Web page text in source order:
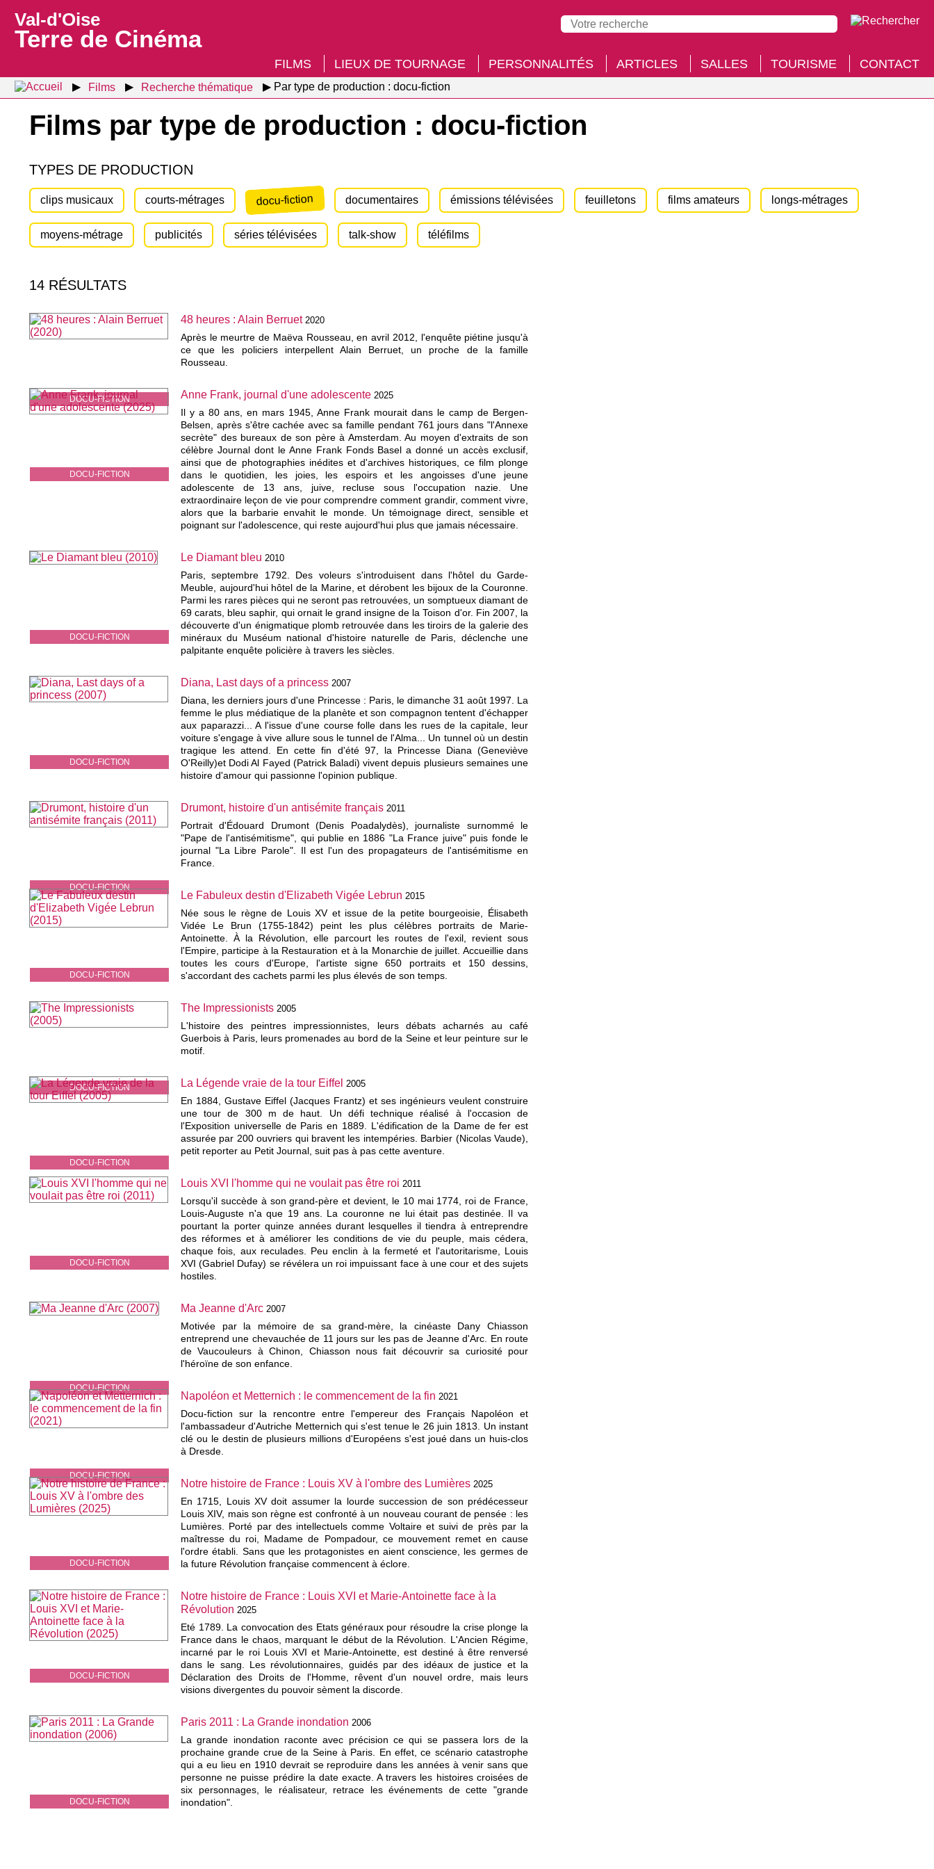
Val-d'Oise
Terre de Cinéma
FILMS LIEUX DE TOURNAGE PERSONNALITÉS ARTICLES SALLES TOURISME CONTACT
Films Recherche thématique Par type de production : docu-fiction
Films par type de production : docu-fiction
TYPES DE PRODUCTION
clips musicaux courts-métrages docu-fiction documentaires émissions télévisées feuilletons films amateurs longs-métrages
moyens-métrage publicités séries télévisées talk-show téléfilms
14 RÉSULTATS
DOCU-FICTION
48 heures : Alain Berruet 2020
Après le meurtre de Maëva Rousseau, en avril 2012, l'enquête piétine jusqu'à
ce que les policiers interpellent Alain Berruet, un proche de la famille
Rousseau.
DOCU-FICTION
Anne Frank, journal d'une adolescente 2025
Il y a 80 ans, en mars 1945, Anne Frank mourait dans le camp de Bergen-
Belsen, après s'être cachée avec sa famille pendant 761 jours dans "l'Annexe
secrète" des bureaux de son père à Amsterdam. Au moyen d'extraits de son
célèbre Journal dont le Anne Frank Fonds Basel a donné un accès exclusif,
ainsi que de photographies inédites et d'archives historiques, ce film plonge
dans le quotidien, les joies, les espoirs et les angoisses d'une jeune
adolescente de 13 ans, juive, recluse sous l'occupation nazie. Une
extraordinaire leçon de vie pour comprendre comment grandir, comment vivre,
alors que la barbarie envahit le monde. Un témoignage direct, sensible et
poignant sur l'adolescence, qui reste aujourd'hui plus que jamais nécessaire.
DOCU-FICTION
Le Diamant bleu 2010
Paris, septembre 1792. Des voleurs s'introduisent dans l'hôtel du Garde-
Meuble, aujourd'hui hôtel de la Marine, et dérobent les bijoux de la Couronne.
Parmi les rares pièces qui ne seront pas retrouvées, un somptueux diamant de
69 carats, bleu saphir, qui ornait le grand insigne de la Toison d'or. Fin 2007, la
découverte d'un énigmatique plomb retrouvée dans les tiroirs de la galerie des
minéraux du Muséum national d'histoire naturelle de Paris, déclenche une
palpitante enquête policière à travers les siècles.
DOCU-FICTION
Diana, Last days of a princess 2007
Diana, les derniers jours d'une Princesse : Paris, le dimanche 31 août 1997. La
femme le plus médiatique de la planète et son compagnon tentent d'échapper
aux paparazzi... A l'issue d'une course folle dans les rues de la capitale, leur
voiture s'engage à vive allure sous le tunnel de l'Alma... Un tunnel où un destin
tragique les attend. En cette fin d'été 97, la Princesse Diana (Geneviève
O'Reilly)et Dodi Al Fayed (Patrick Baladi) vivent depuis plusieurs semaines une
histoire d'amour qui passionne l'opinion publique.
DOCU-FICTION
Drumont, histoire d'un antisémite français 2011
Portrait d'Édouard Drumont (Denis Poadalydès), journaliste surnommé le
"Pape de l'antisémitisme", qui publie en 1886 "La France juive" puis fonde le
journal "La Libre Parole". Il est l'un des propagateurs de l'antisémitisme en
France.
DOCU-FICTION
Le Fabuleux destin d'Elizabeth Vigée Lebrun 2015
Née sous le règne de Louis XV et issue de la petite bourgeoisie, Élisabeth
Vidée Le Brun (1755-1842) peint les plus célèbres portraits de Marie-
Antoinette. À la Révolution, elle parcourt les routes de l'exil, revient sous
l'Empire, participe à la Restauration et à la Monarchie de juillet. Accueillie dans
toutes les cours d'Europe, l'artiste signe 650 portraits et 150 dessins,
s'accordant des cachets parmi les plus élevés de son temps.
DOCU-FICTION
The Impressionists 2005
L'histoire des peintres impressionnistes, leurs débats acharnés au café
Guerbois à Paris, leurs promenades au bord de la Seine et leur peinture sur le
motif.
DOCU-FICTION
La Légende vraie de la tour Eiffel 2005
En 1884, Gustave Eiffel (Jacques Frantz) et ses ingénieurs veulent construire
une tour de 300 m de haut. Un défi technique réalisé à l'occasion de
l'Exposition universelle de Paris en 1889. L'édification de la Dame de fer est
assurée par 200 ouvriers qui bravent les intempéries. Barbier (Nicolas Vaude),
petit reporter au Petit Journal, suit pas à pas cette aventure.
DOCU-FICTION
Louis XVI l'homme qui ne voulait pas être roi 2011
Lorsqu'il succède à son grand-père et devient, le 10 mai 1774, roi de France,
Louis-Auguste n'a que 19 ans. La couronne ne lui était pas destinée. Il va
pourtant la porter quinze années durant lesquelles il tiendra à entreprendre
des réformes et à améliorer les conditions de vie du peuple, mais cédera,
chaque fois, aux reculades. Peu enclin à la fermeté et l'autoritarisme, Louis
XVI (Gabriel Dufay) se révélera un roi impuissant face à une cour et des sujets
hostiles.
DOCU-FICTION
Ma Jeanne d'Arc 2007
Motivée par la mémoire de sa grand-mère, la cinéaste Dany Chiasson
entreprend une chevauchée de 11 jours sur les pas de Jeanne d'Arc. En route
de Vaucouleurs à Chinon, Chiasson nous fait découvrir sa curiosité pour
l'héroïne de son enfance.
DOCU-FICTION
Napoléon et Metternich : le commencement de la fin 2021
Docu-fiction sur la rencontre entre l'empereur des Français Napoléon et
l'ambassadeur d'Autriche Metternich qui s'est tenue le 26 juin 1813. Un instant
clé ou le destin de plusieurs millions d'Européens s'est joué dans un huis-clos
à Dresde.
DOCU-FICTION
Notre histoire de France : Louis XV à l'ombre des Lumières 2025
En 1715, Louis XV doit assumer la lourde succession de son prédécesseur
Louis XIV, mais son règne est confronté à un nouveau courant de pensée : les
Lumières. Porté par des intellectuels comme Voltaire et suivi de près par la
maîtresse du roi, Madame de Pompadour, ce mouvement remet en cause
l'ordre établi. Sans que les protagonistes en aient conscience, les germes de
la future Révolution française commencent à éclore.
DOCU-FICTION
Notre histoire de France : Louis XVI et Marie-Antoinette face à la
Révolution 2025
Eté 1789. La convocation des Etats généraux pour résoudre la crise plonge la
France dans le chaos, marquant le début de la Révolution. L'Ancien Régime,
incarné par le roi Louis XVI et Marie-Antoinette, est destiné à être renversé
dans le sang. Les révolutionnaires, guidés par des idéaux de justice et la
Déclaration des Droits de l'Homme, rêvent d'un nouvel ordre, mais leurs
visions divergentes du pouvoir sèment la discorde.
DOCU-FICTION
Paris 2011 : La Grande inondation 2006
La grande inondation raconte avec précision ce qui se passera lors de la
prochaine grande crue de la Seine à Paris. En effet, ce scénario catastrophe
qui a eu lieu en 1910 devrait se reproduire dans les années à venir sans que
personne ne puisse prédire la date exacte. A travers les histoires croisées de
six personnages, le réalisateur, retrace les événements de cette "grande
inondation".